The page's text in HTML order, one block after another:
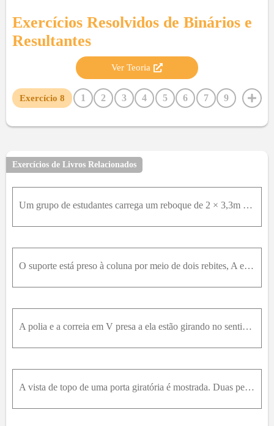
Exercícios Resolvidos de Binários e
Resultantes
Ver Teoria
Exercício 8 1 2 3 4 5 6 7
9
Exercícios de Livros Relacionados
Um grupo de estudantes carrega um reboque de 2 × 3,3m com duas caixas de 0,66 × 0,66 × 0,66m e uma caixa de 0,66 × 0,66 × 1,2m . Cada caixa est[a colocada na traseira do reboque e alinhada pelos seus
O suporte está preso à coluna por meio de dois rebites, A e B , e suporta uma força de 2k N . Substitua essa força por uma força atuando ao longo da mediatriz dos rebites e por um binário. Em seguida,
A polia e a correia em V presa a ela estão girando no sentido anti-horário e estão submetidas à carga de 1600N , devida aos dentes da engrenagem, e aos esforços trativos de 800N e 450N na correia em V
A vista de topo de uma porta giratória é mostrada. Duas pessoas se aproximam simultaneamente da porta e exercem forças de módulo igual, como mostrado. Se o momento resultante em relação ao eixo de rot